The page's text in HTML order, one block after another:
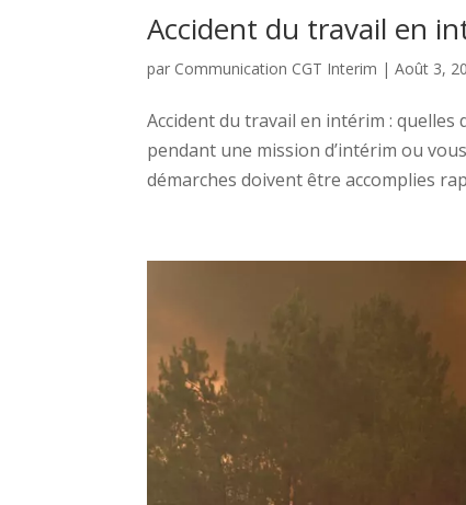
Accident du travail en
par Communication CGT Interim |Août 3,
Accident du travail en intérim : quelles
pendant une mission d’intérim ou
démarches doivent être accomplies